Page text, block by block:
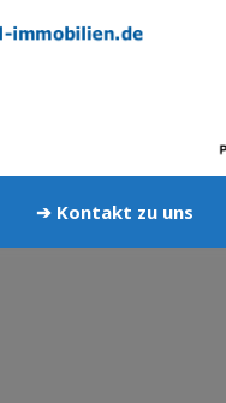
➔ Kontakt zu uns